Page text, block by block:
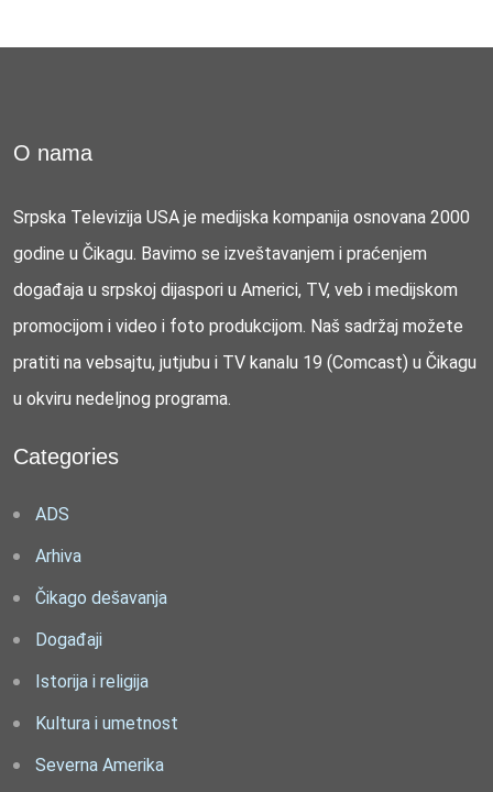
O nama
Srpska Televizija USA je medijska kompanija osnovana 2000
godine u Čikagu. Bavimo se izveštavanjem i praćenjem
događaja u srpskoj dijaspori u Americi, TV, veb i medijskom
promocijom i video i foto produkcijom. Naš sadržaj možete
pratiti na vebsajtu, jutjubu i TV kanalu 19 (Comcast) u Čikagu
u okviru nedeljnog programa.
Categories
ADS
Arhiva
Čikago dešavanja
Događaji
Istorija i religija
Kultura i umetnost
Severna Amerika